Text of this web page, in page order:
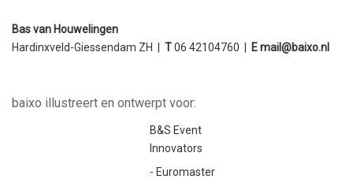
Bas van Houwelingen
Hardinxveld-Giessendam ZH | T06 42104760 | Email@baixo.nl
baixo illustreert en ontwerpt voor:
B&S Event
Innovators
- Euromaster